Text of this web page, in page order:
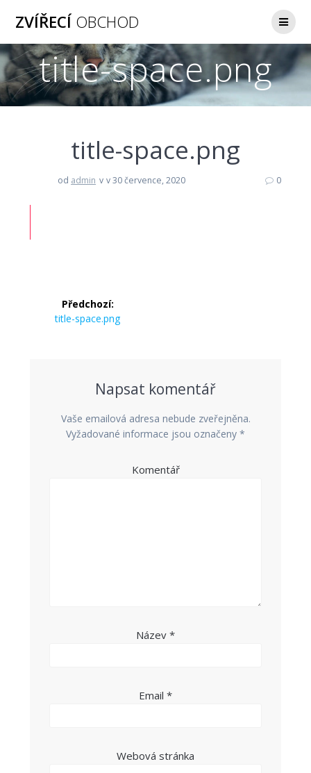
ZVÍŘECÍ OBCHOD
title-space.png
title-space.png
od admin v v 30 července, 2020 0
Navigace
Předchozí:
Předchozí
title-space.png
Napsat komentář
Vaše emailová adresa nebude zveřejněna.
Vyžadované informace jsou označeny *
Komentář
Název *
Email *
Webová stránka